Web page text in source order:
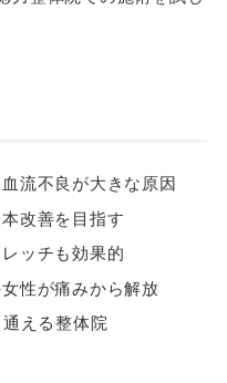
流不良が大きな原因
改善を目指す
ッチも効果的
性が痛みから解放
える整体院